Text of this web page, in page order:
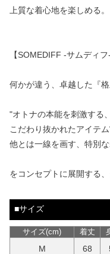
上質な着心地を楽しめる。
【SOMEDIFF -サムディフ-
何かが違う、卓越した『
"オトナの本能を刺激する、
こだわり抜かれたアイテム
他とは一線を画す、特別な
をコンセプトに展開する
■サイズ
サイズ(cm) 着丈
M 68